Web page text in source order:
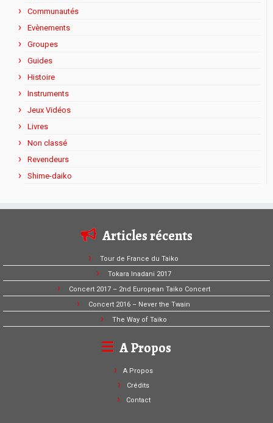
Communautés
Evènements
Groupes
Guides
Histoire
Instruments
Jeux Vidéos
Livres
Non classé
Revendeurs
Shime-daiko
Articles récents
Tour de France du Taiko
Tokara Inadani 2017
Concert 2017 – 2nd European Taiko Concert
Concert 2016 – Never the Twain
The Way of Taiko
A Propos
A Propos
Crédits
Contact